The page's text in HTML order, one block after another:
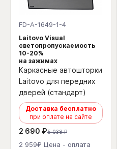
FD-A-1649-1-4
Laitovo Visual
светопропускаемость
10-20%
на зажимах
Каркасные автошторки
Laitovo для передних
дверей (стандарт)
Доставка бесплатно
при оплате на сайте
2 690 ₽5 038 ₽
2 959₽ Цена - оплата